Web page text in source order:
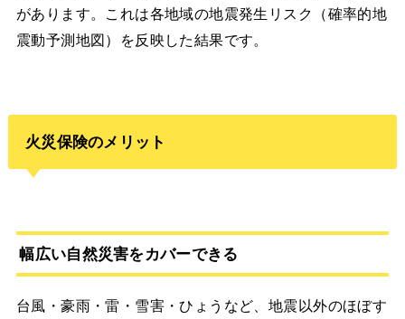
があります。これは各地域の地震発生リスク（確率的地
震動予測地図）を反映した結果です。
火災保険のメリット
幅広い自然災害をカバーできる
台風・豪雨・雷・雪害・ひょうなど、地震以外のほぼす